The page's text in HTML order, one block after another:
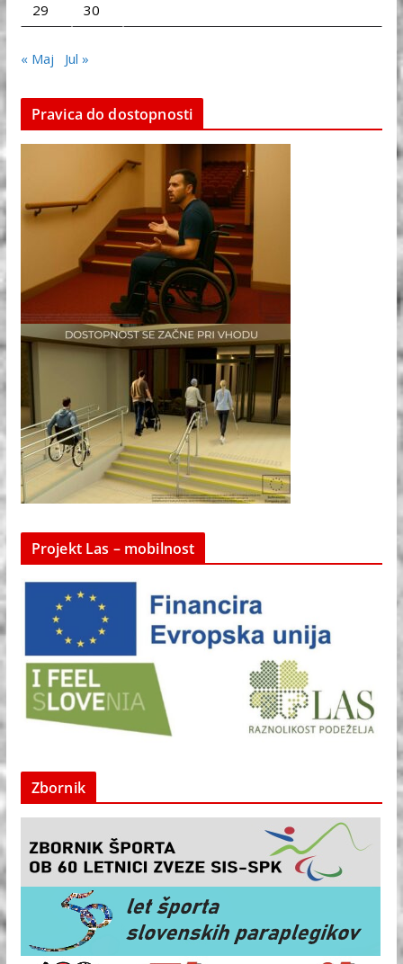
29
30
« Maj Jul »
Pravica do dostopnosti
Projekt Las – mobilnost
Zbornik